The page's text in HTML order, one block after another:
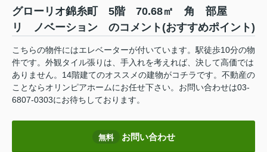
グローリオ錦糸町 5階 70.68㎡ 角 部屋
リ ノベーション のコメント(おすすめポイント)
こちらの物件にはエレベーターが付いています。駅徒歩10分の物
件です。外観タイル張りは、手入れを考えれば、決して高価では
ありません。14階建てのオススメの建物がコチラです。不動産の
ことならオリンピアホームにお任せ下さい。お問い合わせは03-
6807-0303にお待ちしております。
無料 お問い合わせ